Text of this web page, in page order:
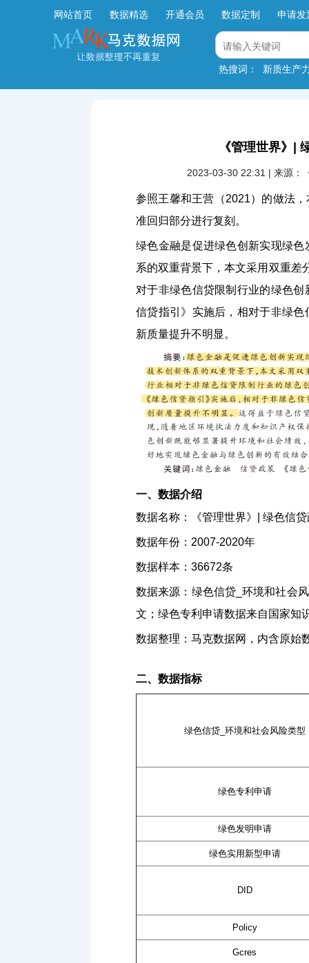
网站首页 数据精选 开通会员 数据定制 申请发
热搜词： 新质生产
《管理世界》|
2023-03-30 22:31 | 来源：
参照王馨和王营（2021）的做法
准回归部分进行复刻。
绿色金融是促进绿色创新实现绿
系的双重背景下，本文采用双重差
对于非绿色信贷限制行业的绿色
信贷指引》实施后，相对于非绿
新质量提升不明显。
一、数据介绍
数据名称：《管理世界》| 绿色信
数据年份：2007-2020年
数据样本：36672条
数据来源：绿色信贷_环境和社会
文；绿色专利申请数据来自国家知
数据整理：马克数据网，内含原始
二、数据指标
绿色信贷_环境和社会风险类型
绿色专利申请
绿色发明申请
绿色实用新型申请
DID
Policy
Gcres